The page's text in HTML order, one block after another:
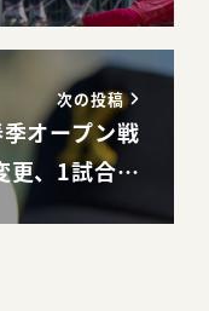
次の投稿
オープン戦
更、1試合…